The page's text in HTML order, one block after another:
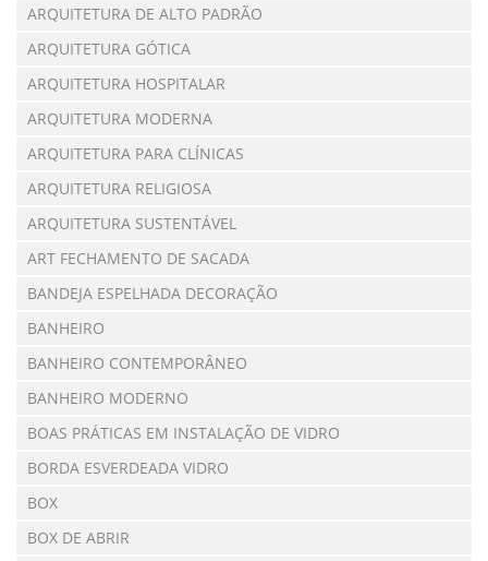
ARQUITETURA DE ALTO PADRÃO
ARQUITETURA GÓTICA
ARQUITETURA HOSPITALAR
ARQUITETURA MODERNA
ARQUITETURA PARA CLÍNICAS
ARQUITETURA RELIGIOSA
ARQUITETURA SUSTENTÁVEL
ART FECHAMENTO DE SACADA
BANDEJA ESPELHADA DECORAÇÃO
BANHEIRO
BANHEIRO CONTEMPORÂNEO
BANHEIRO MODERNO
BOAS PRÁTICAS EM INSTALAÇÃO DE VIDRO
BORDA ESVERDEADA VIDRO
BOX
BOX DE ABRIR